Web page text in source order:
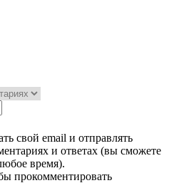
свой email и отправлять
и ответах (вы cможете
время).
прокомментировать